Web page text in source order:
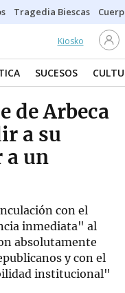
Tragedia Biescas
Kiosko
SUCESOS
de Arbeca
a su
a un
con el
inmediata" al
absolutamente
y con el
institucional"